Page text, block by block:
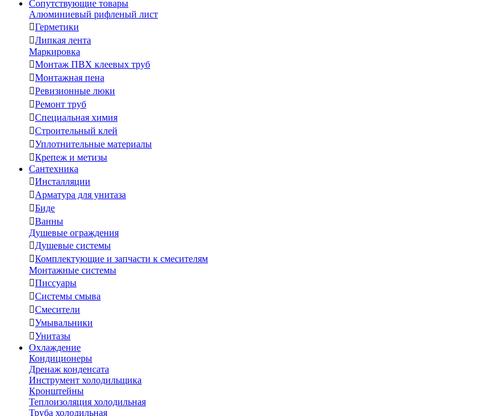
Сопутствующие товары
Алюминиевый рифленый лист
Герметики
Липкая лента
Маркировка
Монтаж ПВХ клеевых труб
Монтажная пена
Ревизионные люки
Ремонт труб
Специальная химия
Строительный клей
Уплотнительные материалы
Крепеж и метизы
Сантехника
Инсталляции
Арматура для унитаза
Биде
Ванны
Душевые ограждения
Душевые системы
Комплектующие и запчасти к смесителям
Монтажные системы
Писсуары
Системы смыва
Смесители
Умывальники
Унитазы
Охлаждение
Кондиционеры
Дренаж конденсата
Инструмент холодильщика
Кронштейны
Теплоизоляция холодильная
Труба холодильная